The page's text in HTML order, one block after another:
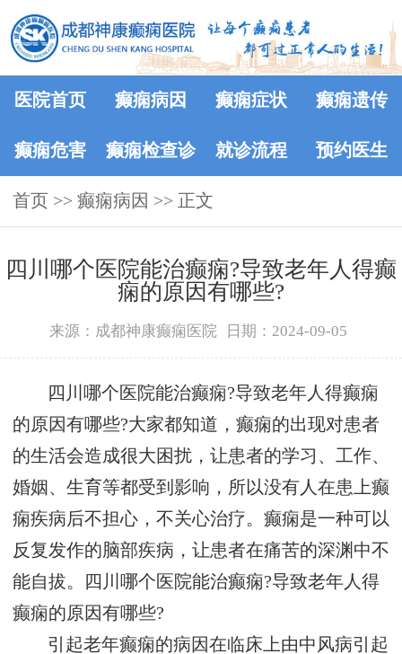
医院首页 癫痫病因 癫痫症状 癫痫遗传
癫痫危害 癫痫检查诊
断
就诊流程 预约医生
首页 >> 癫痫病因 >> 正文
四川哪个医院能治癫痫?导致老年人得癫
痫的原因有哪些?
来源：成都神康癫痫医院 日期：2024-09-05
四川哪个医院能治癫痫?导致老年人得癫痫
的原因有哪些?大家都知道，癫痫的出现对患者
的生活会造成很大困扰，让患者的学习、工作、
婚姻、生育等都受到影响，所以没有人在患上癫
痫疾病后不担心，不关心治疗。癫痫是一种可以
反复发作的脑部疾病，让患者在痛苦的深渊中不
能自拔。四川哪个医院能治癫痫?导致老年人得
癫痫的原因有哪些?
引起老年癫痫的病因在临床上由中风病引起